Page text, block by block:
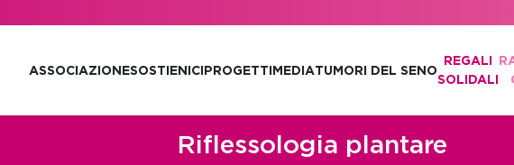
ASSOCIAZIONESOSTIENICIPROGETTIMEDIATUMORI DEL SENO
REGALI
SOLIDALI
Riflessologia plantare